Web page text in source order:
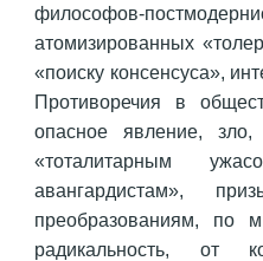
философов-
атомизированных
«поиску консенсуса»,
Противоречия в
опасное явление, зло,
«тоталитарным
авангардистам»,
преобразованиям, по
радикальность, от